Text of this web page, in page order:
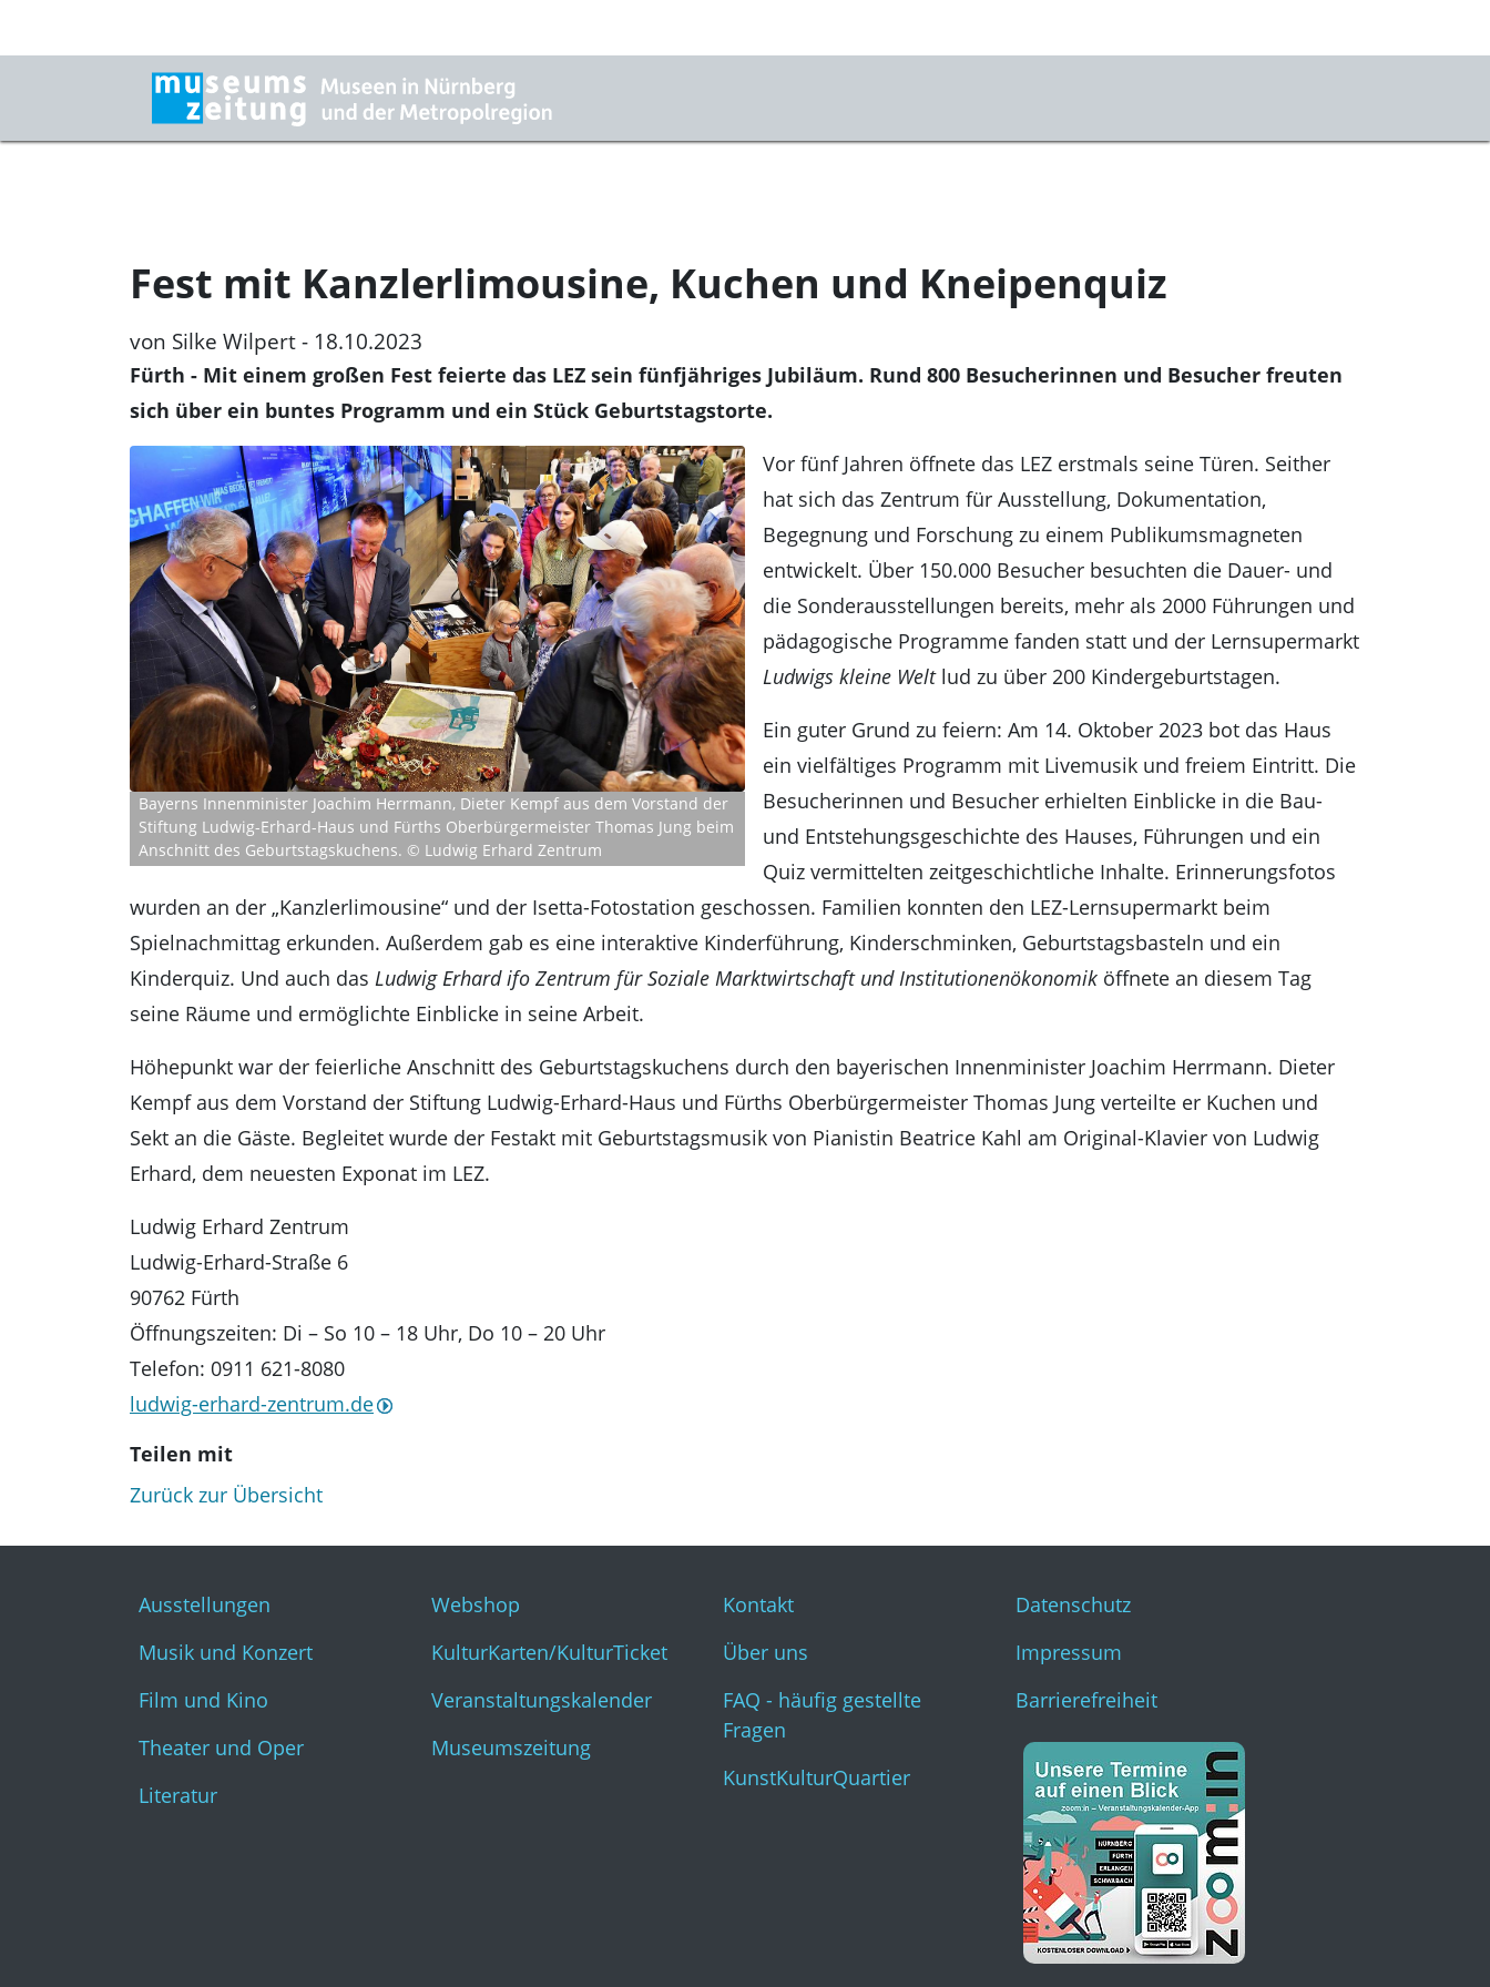
Fest mit Kanzlerlimousine, Kuchen und Kneipenquiz
von Silke Wilpert - 18.10.2023
Fürth - Mit einem großen Fest feierte das LEZ sein fünfjähriges Jubiläum. Rund 800 Besucherinnen und Besucher freuten
sich über ein buntes Programm und ein Stück Geburtstagstorte.
Bayerns Innenminister Joachim Herrmann, Dieter Kempf aus dem Vorstand der
Stiftung Ludwig-Erhard-Haus und Fürths Oberbürgermeister Thomas Jung beim
Anschnitt des Geburtstags­kuchens. © Ludwig Erhard Zentrum
Vor fünf Jahren öffnete das LEZ erstmals seine Türen. Seither
hat sich das Zentrum für Ausstellung, Dokumentation,
Begegnung und Forschung zu einem Publikumsmagneten
entwickelt. Über 150.000 Besucher besuchten die Dauer- und
die Sonderausstellungen bereits, mehr als 2000 Führungen und
pädagogische Programme fanden statt und der Lernsupermarkt
Ludwigs kleine Weltlud zu über 200 Kindergeburtstagen.
Ein guter Grund zu feiern: Am 14. Oktober 2023 bot das Haus
ein vielfältiges Programm mit Livemusik und freiem Eintritt. Die
Besucherinnen und Besucher erhielten Einblicke in die Bau-
und Entstehungsgeschichte des Hauses, Führungen und ein
Quiz vermittelten zeitgeschichtliche Inhalte. Erinnerungsfotos
wurden an der „Kanzlerlimousine“ und der Isetta-Fotostation geschossen. Familien konnten den LEZ-Lernsupermarkt beim
Spielnachmittag erkunden. Außerdem gab es eine interaktive Kinderführung, Kinderschminken, Geburtstagsbasteln und ein
Kinderquiz. Und auch das Ludwig Erhard ifo Zentrum für Soziale Marktwirtschaft und Institutionenökonomik öffnete an diesem Tag
seine Räume und ermöglichte Einblicke in seine Arbeit.
Höhepunkt war der feierliche Anschnitt des Geburtstagskuchens durch den bayerischen Innenminister Joachim Herrmann. Dieter
Kempf aus dem Vorstand der Stiftung Ludwig-Erhard-Haus und Fürths Oberbürgermeister Thomas Jung verteilte er Kuchen und
Sekt an die Gäste. Begleitet wurde der Festakt mit Geburtstagsmusik von Pianistin Beatrice Kahl am Original-Klavier von Ludwig
Erhard, dem neuesten Exponat im LEZ.
Ludwig Erhard Zentrum
Ludwig-Erhard-Straße 6
90762 Fürth
Öffnungszeiten: Di – So 10 – 18 Uhr, Do 10 – 20 Uhr
Telefon: 0911 621-8080
ludwig-erhard-zentrum.de
Teilen mit
Zurück zur Übersicht
Ausstellungen
Musik und Konzert
Film und Kino
Theater und Oper
Literatur
Webshop
KulturKarten/KulturTicket
Veranstaltungskalender
Museumszeitung
Kontakt
Über uns
FAQ - häufig gestellte
Fragen
KunstKulturQuartier
Datenschutz
Impressum
Barrierefreiheit